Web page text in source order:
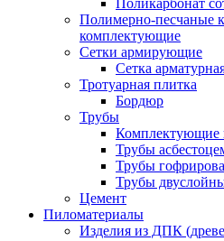
Полимерно-песчаные
комплектующие
Сетки армирующие
Сетка
Тротуарная плитка
Бордюр
Трубы
Комплектующие
Трубы
Трубы
Трубы
Цемент
Пиломатериалы
Изделия из ДПК